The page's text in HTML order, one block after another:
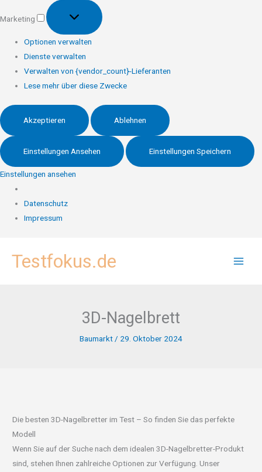
Marketing
Marketing
Optionen verwalten
Dienste verwalten
Verwalten von {vendor_count}-Lieferanten
Lese mehr über diese Zwecke
Akzeptieren Ablehnen
Einstellungen Ansehen Einstellungen Speichern
Einstellungen ansehen
Datenschutz
Impressum
InhaltTestfokus.de
3D-Nagelbrett
Baumarkt / 29. Oktober 2024
Die besten 3D-Nagelbretter im Test – So finden Sie das perfekte
Modell
Wenn Sie auf der Suche nach dem idealen 3D-Nagelbretter-Produkt
sind, stehen Ihnen zahlreiche Optionen zur Verfügung. Unser